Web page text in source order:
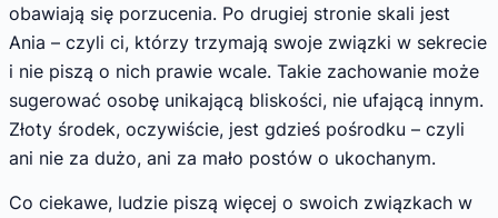
obawiają się porzucenia. Po drugiej stronie skali jest
Ania – czyli ci, którzy trzymają swoje związki w sekrecie
i nie piszą o nich prawie wcale. Takie zachowanie może
sugerować osobę unikającą bliskości, nie ufającą innym.
Złoty środek, oczywiście, jest gdzieś pośrodku – czyli
ani nie za dużo, ani za mało postów o ukochanym.
Co ciekawe, ludzie piszą więcej o swoich związkach w